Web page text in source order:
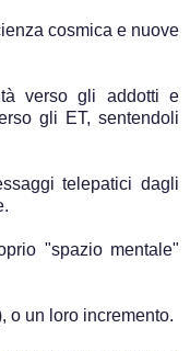
cosmica e nuove
verso gli addotti e
gli ET, sentendoli
telepatici dagli
"spazio mentale"
o un loro incremento.